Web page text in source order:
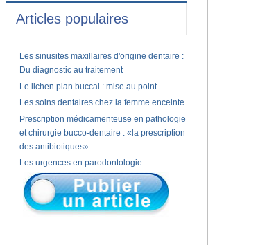
Articles populaires
Les sinusites maxillaires d'origine dentaire :
Du diagnostic au traitement
Le lichen plan buccal : mise au point
Les soins dentaires chez la femme enceinte
Prescription médicamenteuse en pathologie
et chirurgie bucco-dentaire : «la prescription
des antibiotiques»
Les urgences en parodontologie